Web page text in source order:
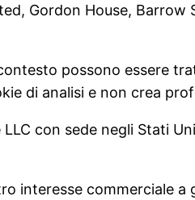
Gordon House, Barrow
possono essere
di analisi e non crea
con sede negli Stati
interesse commerciale a